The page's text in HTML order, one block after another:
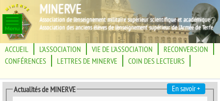
En savoir +
Association de l'enseignement militaire supérieur scientifique et académique
Association des anciens élèves de l'enseignement supérieur de l'Armée de Terre
MINERVE
ACCUEIL L'ASSOCIATION VIE DE L'ASSOCIATION
RECONVERSION
CONFÉRENCES
LETTRES DE MINERVE COIN DES LECTEURS
Actualités de MINERVE